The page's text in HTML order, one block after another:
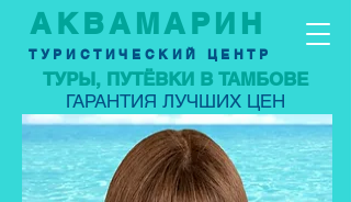
АКВАМАРИН
ТУРИСТИЧЕСКИЙ ЦЕНТР
ТУРЫ, ПУТЁВКИ В ТАМБОВЕ
ГАРАНТИЯ ЛУЧШИХ ЦЕН